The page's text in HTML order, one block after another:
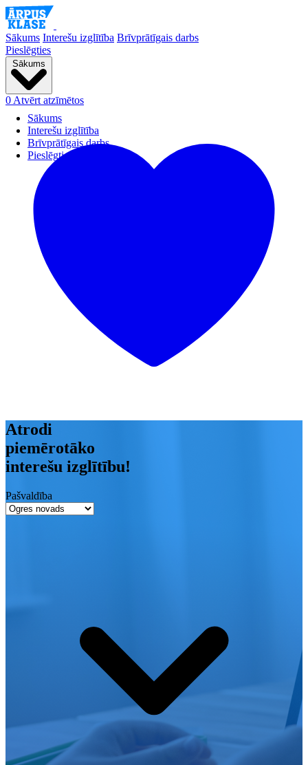
Sākums Interešu izglītība Brīvprātīgais darbs
Pieslēgties
Sākums
Sākums
Interešu izglītība
Brīvprātīgais darbs
Pieslēgties
0 Atvērt atzīmētos
Atrodi
piemērotāko
interešu izglītību!
Pašvaldība